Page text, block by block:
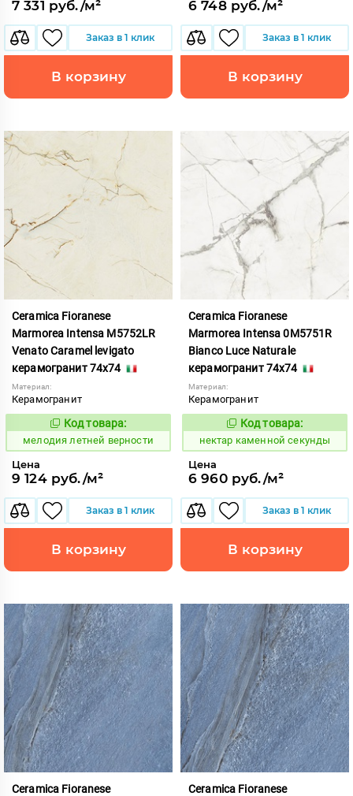
7 331 руб./м²
Заказ в 1 клик
В корзину
6 748 руб./м²
Заказ в 1 клик
В корзину
Ceramica Fioranese
Marmorea Intensa M5752LR
Venato Caramel levigato
керамогранит 74x74
Материал:
Керамогранит
959006
Код товара:
мелодия летней верности
Цена
9 124 руб./м²
Заказ в 1 клик
В корзину
Ceramica Fioranese
Marmorea Intensa 0M5751R
Bianco Luce Naturale
керамогранит 74x74
Материал:
Керамогранит
1129712
Код товара:
нектар каменной секунды
Цена
6 960 руб./м²
Заказ в 1 клик
В корзину
Ceramica Fioranese
Ceramica Fioranese